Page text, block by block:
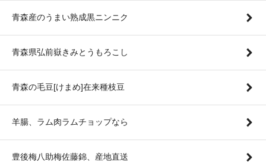
青森産のうまい熟成黒ニンニク
青森県弘前嶽きみとうもろこし
青森の毛豆[けまめ]在来種枝豆
羊腸、ラム肉ラムチョップなら
豊後梅八助梅佐藤錦、産地直送